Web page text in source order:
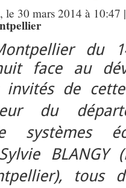
, le 30 mars 2014 à
du
face au
invités de
du
systèmes
BLANGY